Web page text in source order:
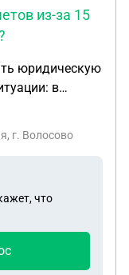
из-за 15
юридическую
в
по
по
к
г. Волосово
что